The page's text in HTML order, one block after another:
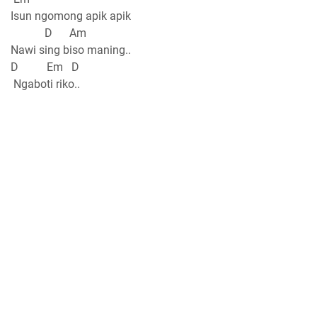
Isun ngomong apik apik
D Am
Nawi sing biso maning..
D Em D
Ngaboti riko..